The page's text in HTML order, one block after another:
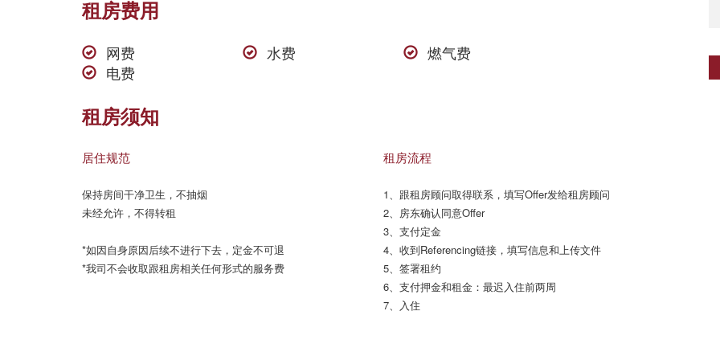
租房费用
网费 水费
燃气费
电费
租房须知
居住规范
保持房间干净卫生，不抽烟
未经允许，不得转租
*如因自身原因后续不进行下去，定金不可退
*我司不会收取跟租房相关任何形式的服务费
租房流程
1、跟租房顾问取得联系，填写Offer发给租房顾问
2、房东确认同意Offer
3、支付定金
4、收到Referencing链接，填写信息和上传文件
5、签署租约
6、支付押金和租金：最迟入住前两周
7、入住